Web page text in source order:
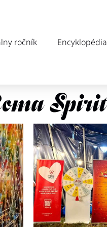
ročník Encyklopédia
Spirit